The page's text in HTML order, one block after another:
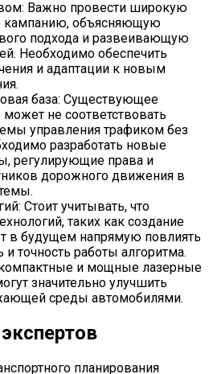
Важно провести широкую
кампанию, объясняющую
подхода и развеивающую
Необходимо обеспечить
и адаптации к новым
база: Существующее
может не соответствовать
управления трафиком без
разработать новые
регулирующие права и
дорожного движения в
Стоит учитывать, что
таких как создание
в будущем напрямую повлиять
точность работы алгоритма.
и мощные лазерные
значительно улучшить
среды автомобилями.
планирования